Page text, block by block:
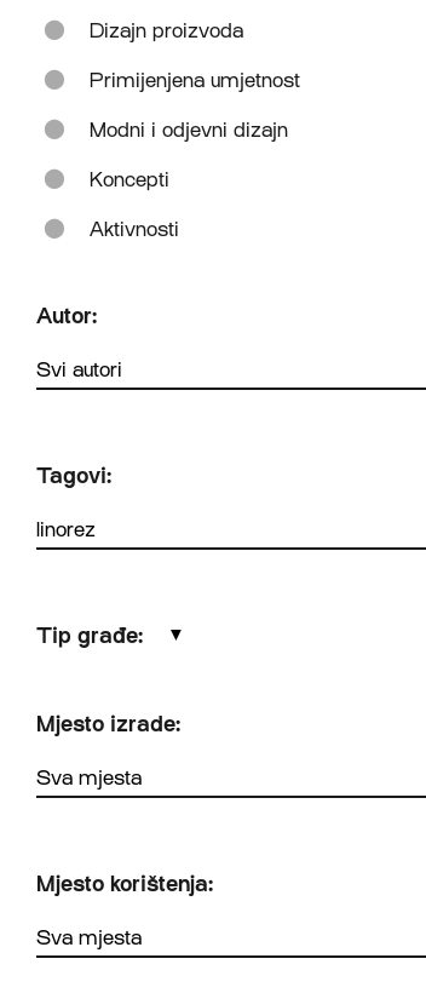
Dizajn proizvoda
Primijenjena umjetnost
Modni i odjevni dizajn
Koncepti
Aktivnosti
Autor:
Tagovi:
Tip građe: ▼
Mjesto izrade:
Mjesto korištenja: